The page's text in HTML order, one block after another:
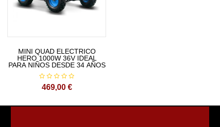
MINI QUAD ELECTRICO
HERO 1000W 36V IDEAL
PARA NIÑOS DESDE 34 AÑOS
469,00 €